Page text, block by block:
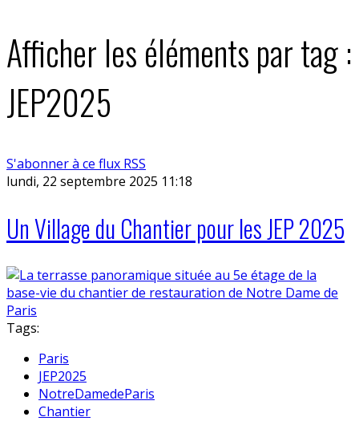
Afficher les éléments par tag :
JEP2025
S'abonner à ce flux RSS
lundi, 22 septembre 2025 11:18
Un Village du Chantier pour les JEP 2025
Tags:
Paris
JEP2025
NotreDamedeParis
Chantier